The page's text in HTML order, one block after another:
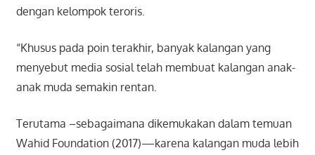
dengan kelompok teroris.
“Khusus pada poin terakhir, banyak kalangan yang
menyebut media sosial telah membuat kalangan anak-
anak muda semakin rentan.
Terutama –sebagaimana dikemukakan dalam temuan
Wahid Foundation (2017)—karena kalangan muda lebih